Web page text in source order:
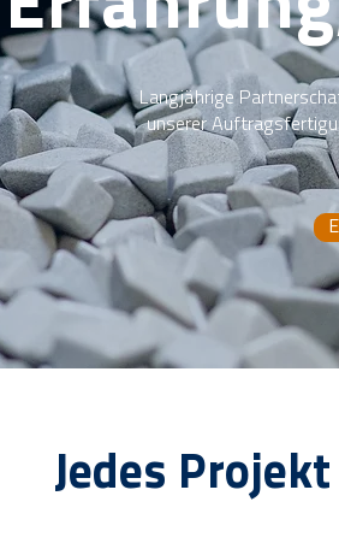
Langjährige
unserer
Jedes